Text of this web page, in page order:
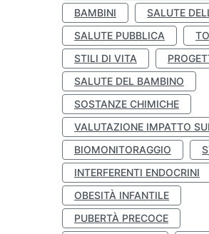
BAMBINI
SALUTE
SALUTE PUBBLICA
STILI DI VITA
SALUTE DEL BAMBINO
SOSTANZE CHIMICHE
VALUTAZIONE IMPATTO
BIOMONITORAGGIO
INTERFERENTI ENDOCRINI
OBESITÀ INFANTILE
PUBERTÀ PRECOCE